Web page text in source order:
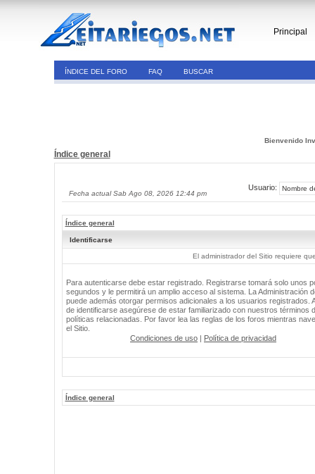
Principal
ÍNDICE DEL FORO FAQ BUSCAR
Bienvenido
Índice general
Fecha actual Sab Ago 08, 2026 12:44 pm
Usuario:
Índice general
Identificarse
El administrador del Sitio requiere
Para autenticarse debe estar registrado. Registrarse tomará solo unos
segundos y le permitirá un amplio acceso al sistema. La Administración
puede además otorgar permisos adicionales a los usuarios registrados.
de identificarse asegúrese de estar familiarizado con nuestros términos
políticas relacionadas. Por favor lea las reglas de los foros mientras
el Sitio.
Condiciones de uso | Política de privacidad
Índice general